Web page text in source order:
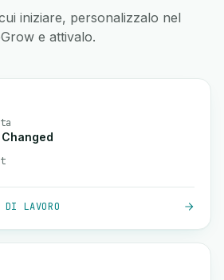
iniziare, personalizzalo nel
e attivalo.
DI LAVORO